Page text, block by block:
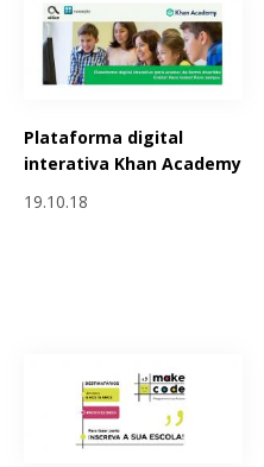
Plataforma digital
interativa Khan Academy
19.10.18